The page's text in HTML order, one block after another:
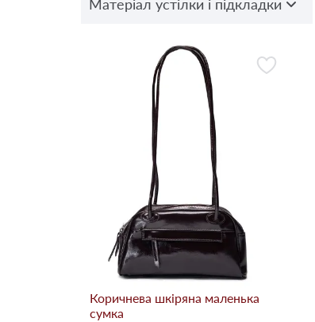
Матеріал устілки і підкладки
Коричнева шкіряна маленька
сумка